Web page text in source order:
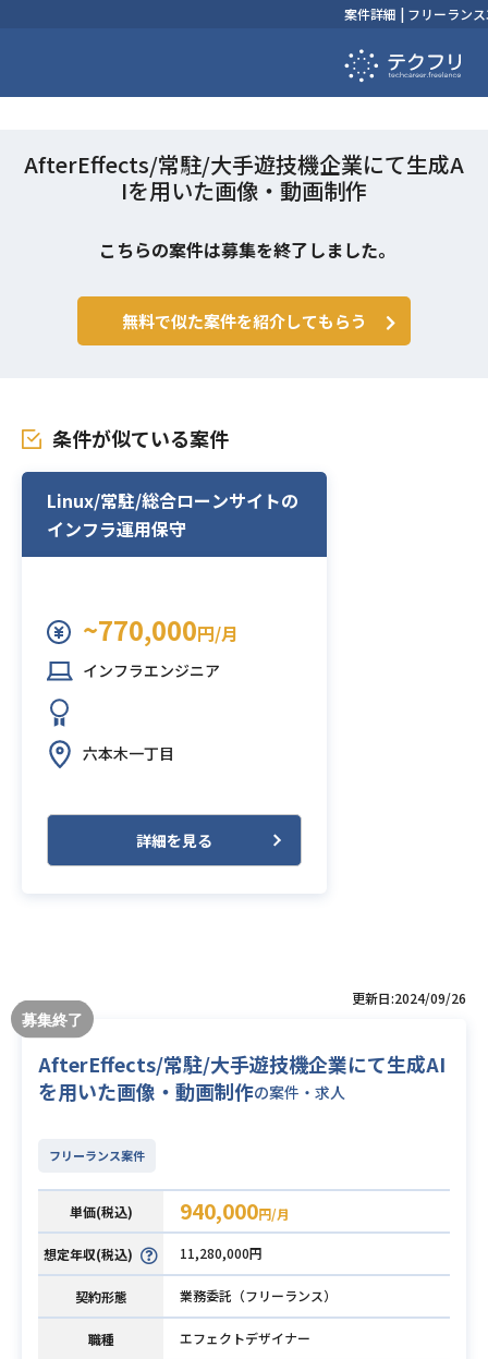
案件詳細 | フリーラン
AfterEffects/常駐/大手遊技機企業にて生成A
Iを用いた画像・動画制作
こちらの案件は募集を終了しました。
無料で似た案件を紹介してもらう
条件が似ている案件
Linux/常駐/総合ローンサイトの
インフラ運用保守
~770,000円/月
インフラエンジニア
六本木一丁目
詳細を見る
更新日:2024/09/26
AfterEffects/常駐/大手遊技機企業にて生成AI
を用いた画像・動画制作の案件・求人
フリーランス案件
単価(税込) 940,000円/月
想定年収(税込) 11,280,000円
契約形態 業務委託（フリーランス）
職種 エフェクトデザイナー